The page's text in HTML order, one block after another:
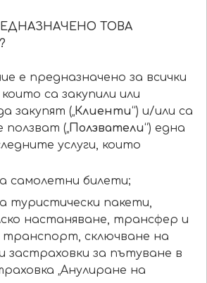
ТОВА
е предназначено за всички
са закупили или
закупят („Клиенти“) и/или са
ползват („Ползватели“) една
услуги, които
самолетни билети;
туристически пакети,
настаняване, трансфер и
транспорт, сключване на
застраховки за пътуване в
„Анулиране на